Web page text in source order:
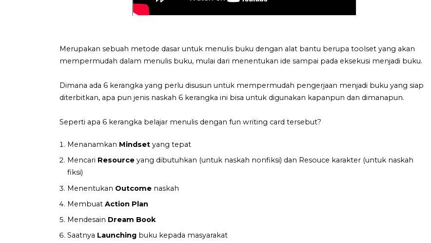
Merupakan sebuah metode dasar untuk menulis buku dengan alat bantu berupa toolset yang akan
mempermudah dalam menulis buku, mulai dari menentukan ide sampai pada eksekusi menjadi buku.
Dimana ada 6 kerangka yang perlu disusun untuk mempermudah pengerjaan menjadi buku yang siap
diterbitkan, apa pun jenis naskah 6 kerangka ini bisa untuk digunakan kapanpun dan dimanapun.
Seperti apa 6 kerangka belajar menulis dengan fun writing card tersebut?
Menanamkan Mindset yang tepat
Mencari Resource yang dibutuhkan (untuk naskah nonfiksi) dan Resouce karakter (untuk naskah
fiksi)
Menentukan Outcome naskah
Membuat Action Plan
Mendesain Dream Book
Saatnya Launching buku kepada masyarakat